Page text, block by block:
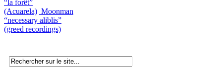
“la forêt”
(Acuarela) Moonman
“necessary aliblis”
(greed recordings)